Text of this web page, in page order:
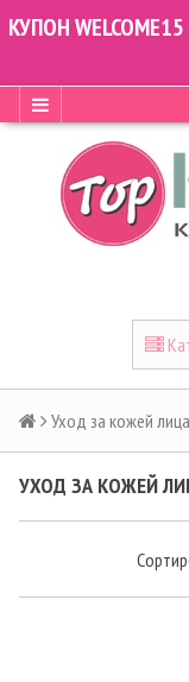
КУПОН
Уход за кожей лица
УХОД ЗА КОЖЕЙ